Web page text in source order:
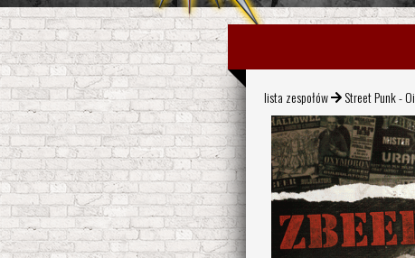
lista zespołów Street Punk - Oi